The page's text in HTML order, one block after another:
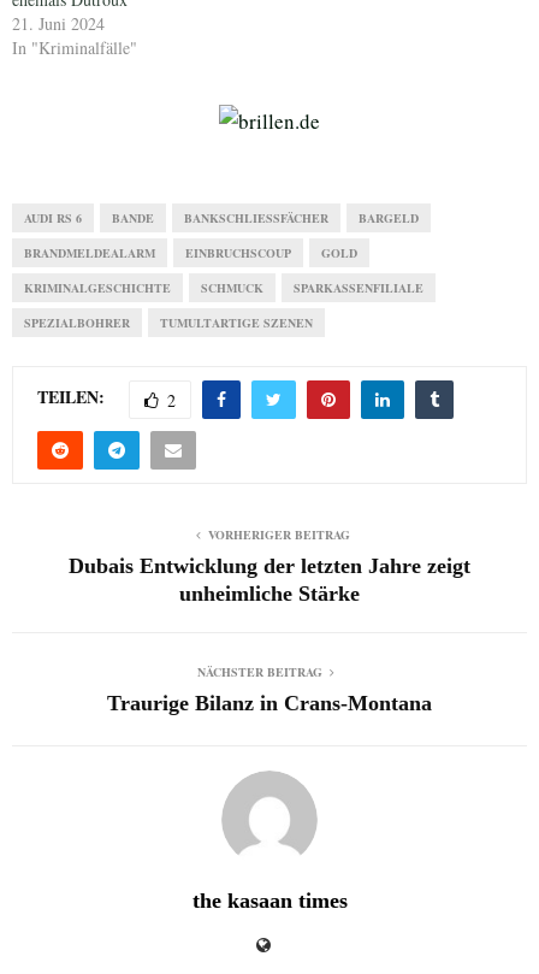
21. Juni 2024
In "Kriminalfälle"
AUDI RS 6 BANDE BANKSCHLIESSFÄCHER BARGELD
BRANDMELDEALARM EINBRUCHSCOUP GOLD
KRIMINALGESCHICHTE SCHMUCK SPARKASSENFILIALE
SPEZIALBOHRER TUMULTARTIGE SZENEN
TEILEN: 2
VORHERIGER BEITRAG
Dubais Entwicklung der letzten Jahre zeigt
unheimliche Stärke
NÄCHSTER BEITRAG
Traurige Bilanz in Crans-Montana
the kasaan times